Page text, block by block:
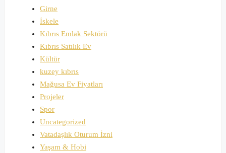
Girne
İskele
Kıbrıs Emlak Sektörü
Kıbrıs Satılık Ev
Kültür
kuzey kıbrıs
Mağusa Ev Fiyatları
Projeler
Spor
Uncategorized
Vatadaşlık Oturum İzni
Yaşam & Hobi